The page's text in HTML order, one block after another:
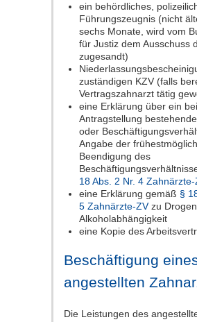
ein behördliches,
Führungszeugnis (nicht
sechs Monate, wird vom
für Justiz dem Ausschuss
zugesandt)
zuständigen KZV (falls
Vertragszahnarzt tätig
eine Erklärung über ein bei
Antragstellung
oder
Angabe der
Beendigung des
18 Abs. 2 Nr. 4 Zahnärzte-
eine Erklärung gemäß §
5 Zahnärzte-ZVzu
Alkoholabhängigkeit
eine Kopie des
Beschäftigung
angestellten
Die Leistungen des